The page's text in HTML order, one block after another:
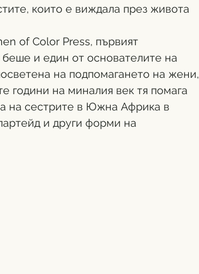
които е виждала през живота
of Color Press, първият
и един от основателите на
на подпомагането на жени,
години на миналия век тя помага
на сестрите в Южна Африка в
и други форми на